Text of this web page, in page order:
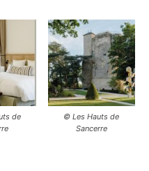
de
© Les Hauts de
Sancerre